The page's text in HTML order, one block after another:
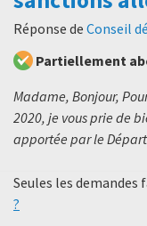
Réponse de Conseil
Partiellement
Madame, Bonjour,
2020, je vous prie de
apportée par le
Seules les
?